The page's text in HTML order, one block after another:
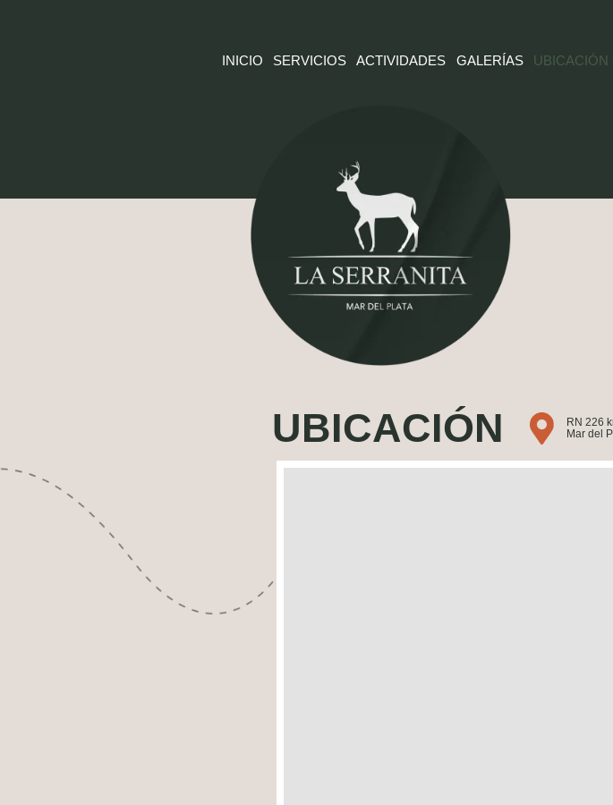
INICIO SERVICIOS ACTIVIDADES GALERÍAS UBICACIÓN
UBICACIÓN
RN 226
Mar del